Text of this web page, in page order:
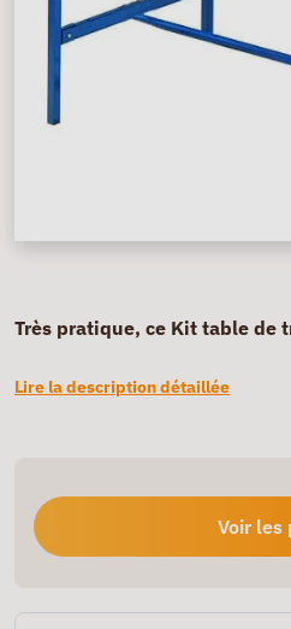
Très pratique, ce Kit table de
Lire la description détaillée
Voir les